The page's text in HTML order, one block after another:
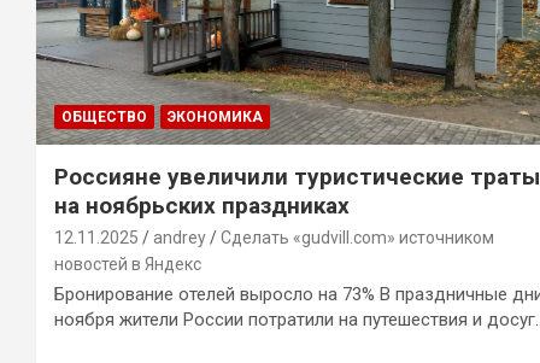
ОБЩЕСТВО ЭКОНОМИКА
Россияне увеличили туристические траты
на ноябрьских праздниках
12.11.2025 andrey
Сделать «gudvill.com» источником
новостей в Яндекс
Бронирование отелей выросло на 73% В праздничные
ноября жители России потратили на путешествия и